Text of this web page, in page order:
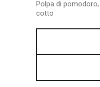
Polpa di
cotto